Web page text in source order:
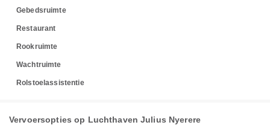
Gebedsruimte
Restaurant
Rookruimte
Wachtruimte
Rolstoelassistentie
Vervoersopties op Luchthaven Julius Nyerere